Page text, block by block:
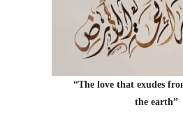
“The love that exudes
the earth”